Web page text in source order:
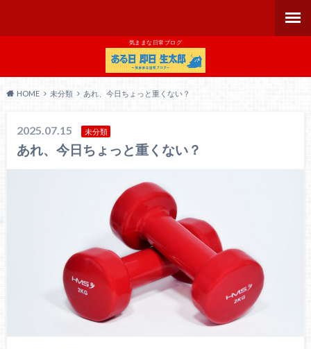
気ままな日常ブログ
HOME 未分類 あれ、今日ちょっと重くない？
2025.07.15 未分類
あれ、今日ちょっと重くない？